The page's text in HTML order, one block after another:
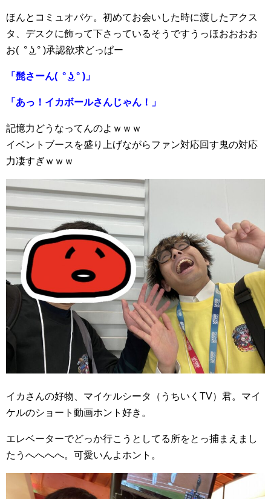
ほんとコミュオバケ。初めてお会いした時に渡したアクス
タ、デスクに飾って下さっているそうですうっほおおおお
お( ° ͜ʖ ° )承認欲求どっぱー
「髭さーん( ° ͜ʖ ° )」
「あっ！イカボールさんじゃん！」
記憶力どうなってんのよｗｗｗ
イベントブースを盛り上げながらファン対応回す鬼の対応
力凄すぎｗｗｗ
イカさんの好物、マイケルシータ（うちいくTV）君。マイ
ケルのショート動画ホント好き。
エレベーターでどっか行こうとしてる所をとっ捕まえまし
たうへへへへ。可愛いんよホント。